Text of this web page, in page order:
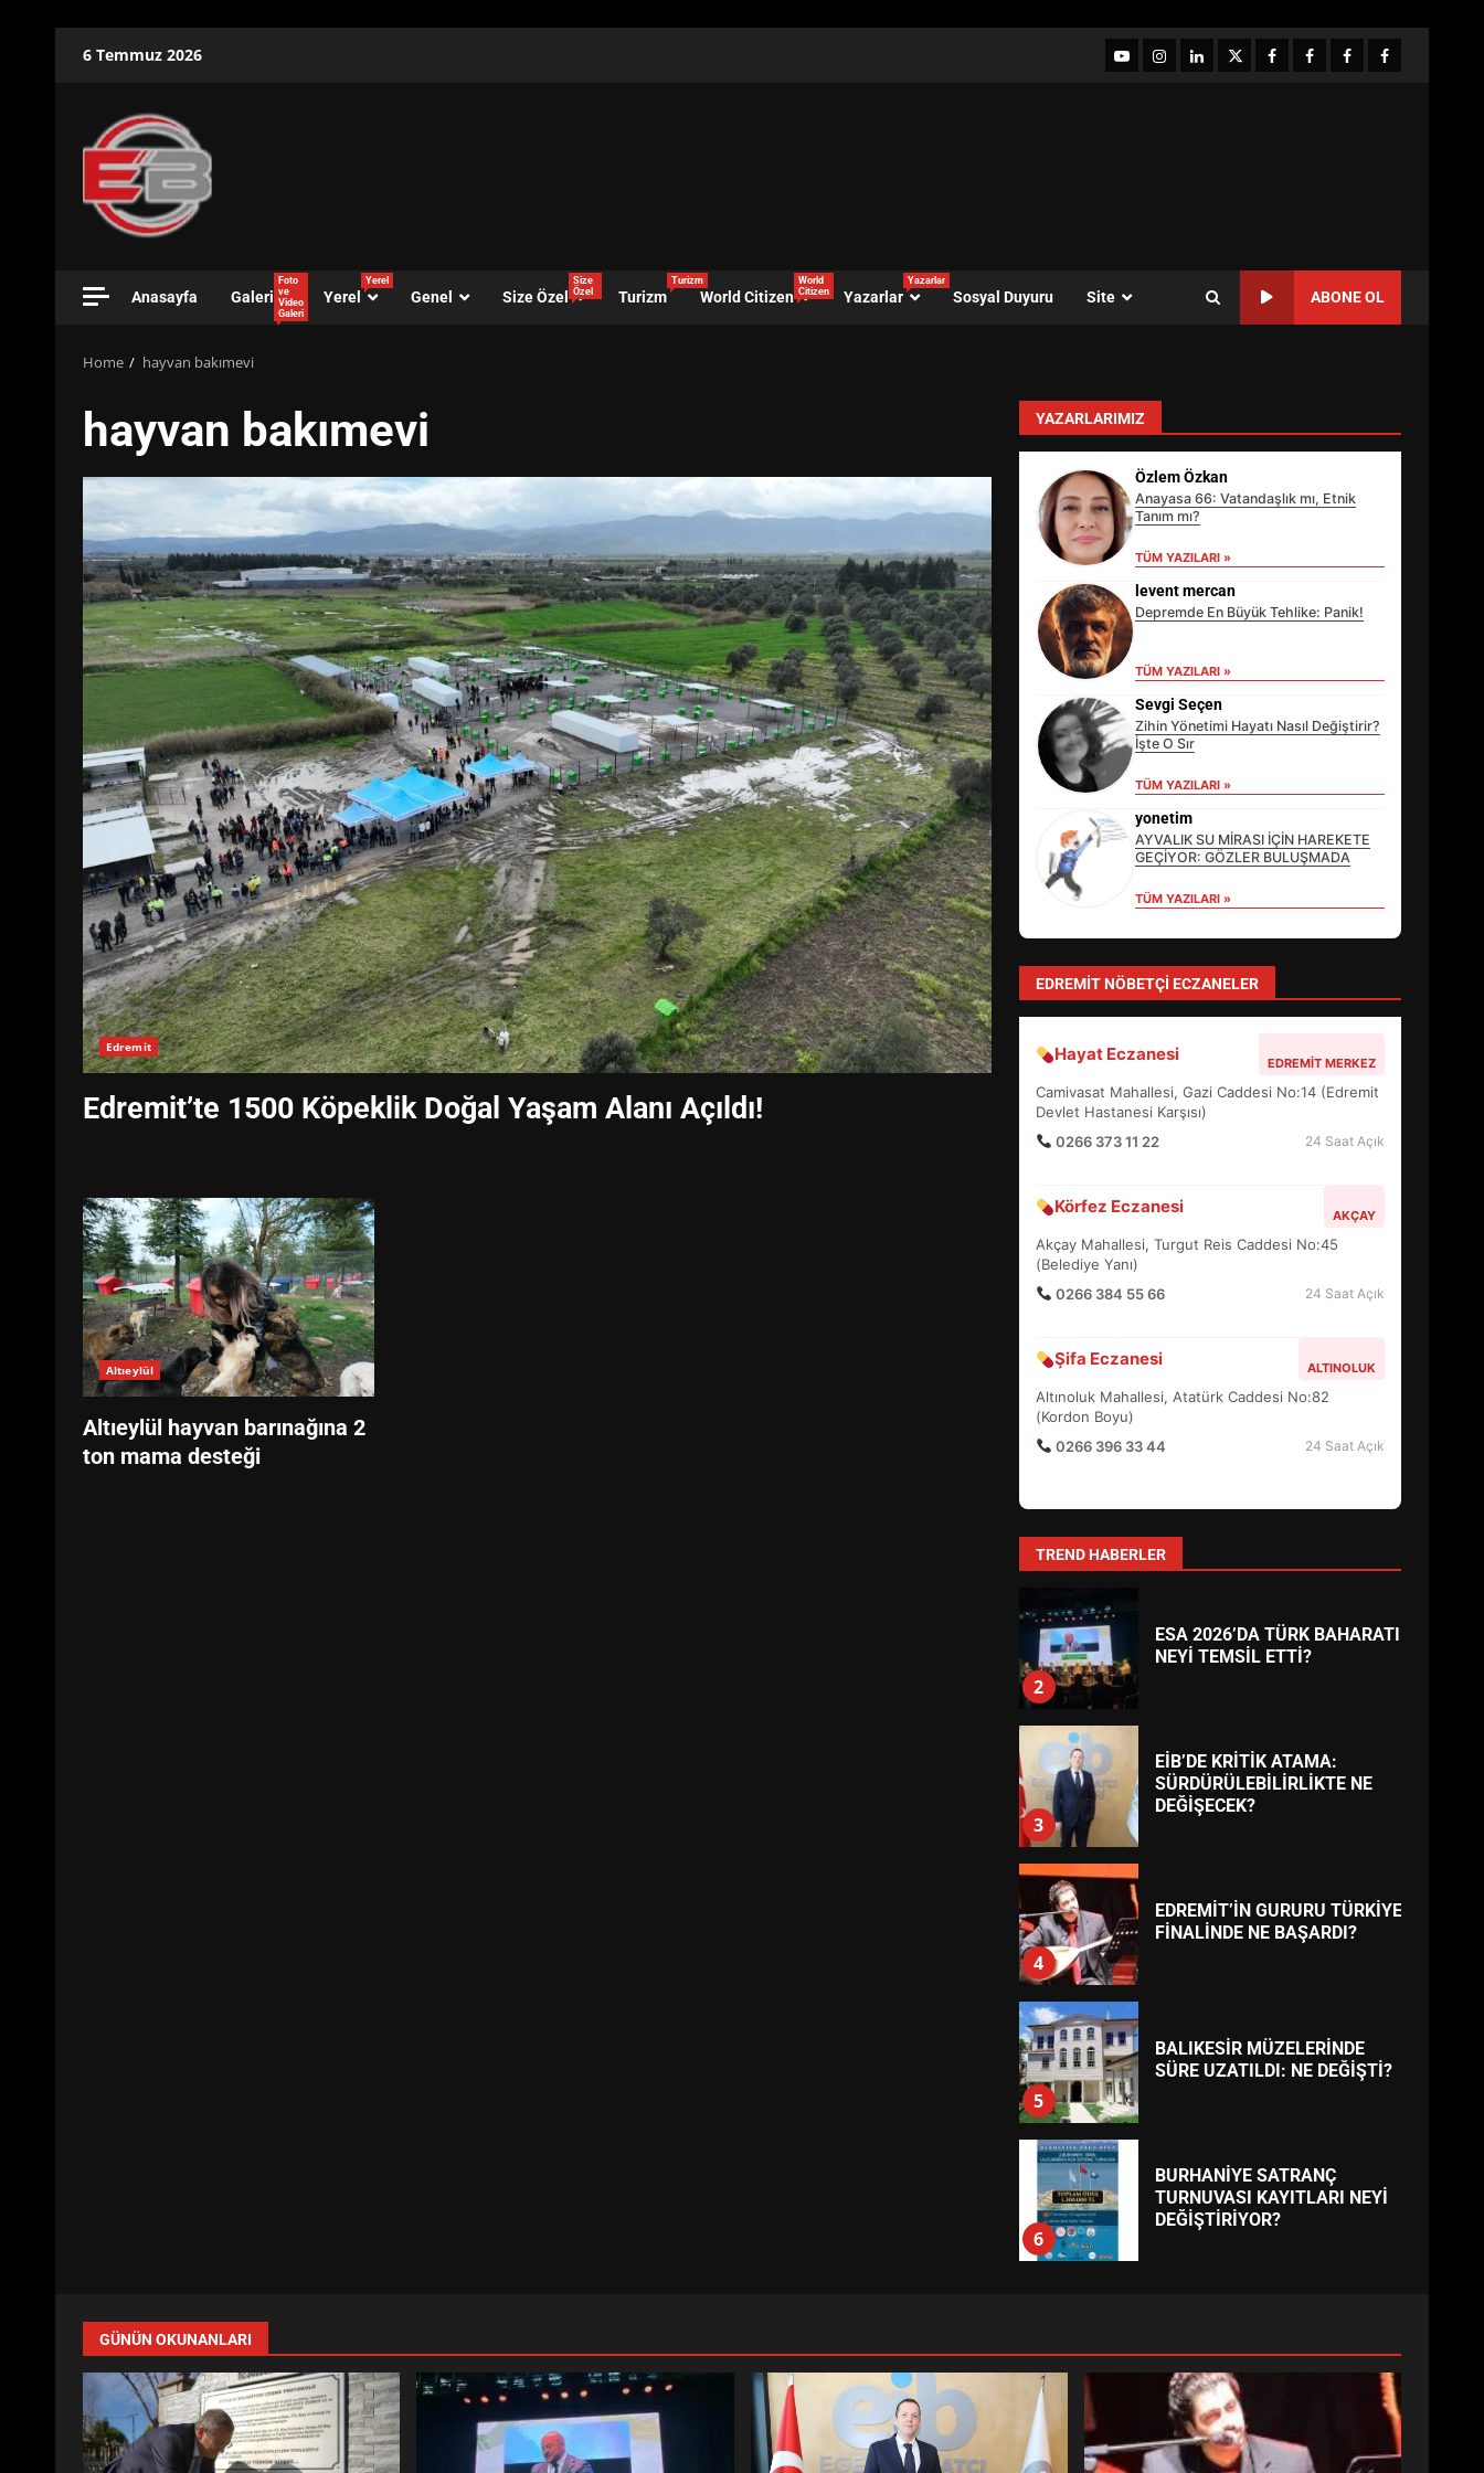
6 Temmuz 2026 YouTubeInstagram
LinkedIntwitterfacebook-Facebook-
Facebook-Facebook-
Anasayfa Galeri
Foto
ve
Video
Galeri
Yerel
Yerel
Genel Size Özel
Size
Özel
Turizm
Turizm
World Citizen
World
Citizen
Yazarlar
Yazarlar
Sosyal Duyuru Site ABONE OL
Home hayvan bakımevi
hayvan bakımevi
Edremit
Edremit’te 1500 Köpeklik Doğal Yaşam Alanı Açıldı!
Altıeylül
Altıeylül hayvan barınağına 2
ton mama desteği
YAZARLARIMIZ
Özlem Özkan
Anayasa 66: Vatandaşlık mı, Etnik
Tanım mı?
TÜM YAZILARI »
levent mercan
Depremde En Büyük Tehlike: Panik!
TÜM YAZILARI »
Sevgi Seçen
Zihin Yönetimi Hayatı Nasıl Değiştirir?
İşte O Sır
TÜM YAZILARI »
yonetim
AYVALIK SU MİRASI İÇİN HAREKETE
GEÇİYOR: GÖZLER BULUŞMADA
TÜM YAZILARI »
EDREMIT NÖBETÇI ECZANELER
Hayat Eczanesi EDREMIT MERKEZ
Camivasat Mahallesi, Gazi Caddesi No:14 (Edremit
Devlet Hastanesi Karşısı)
0266 373 11 22
24 Saat Açık
Körfez Eczanesi AKÇAY
Akçay Mahallesi, Turgut Reis Caddesi No:45
(Belediye Yanı)
0266 384 55 66
24 Saat Açık
Şifa Eczanesi ALTINOLUK
Altınoluk Mahallesi, Atatürk Caddesi No:82
(Kordon Boyu)
0266 396 33 44
24 Saat Açık
TREND HABERLER
EİB’DE KRİTİK ATAMA:
SÜRDÜRÜLEBİLİRLİKTE NE
DEĞİŞECEK?
4
EDREMİT’İN GURURU TÜRKİYE
FİNALİNDE NE BAŞARDI?
5
BALIKESİR MÜZELERİNDE
SÜRE UZATILDI: NE DEĞİŞTİ?
6
BURHANİYE SATRANÇ
DEĞİŞTİRİYOR?
7
BURHANİYE
BELEDİYESPOR’DA YENİ
YÖNETİM NASIL ŞEKİLLENDİ?
1
HAREKETE GEÇİYOR: GÖZLER
2
ESA 2026’DA TÜRK BAHARATI
NEYİ TEMSİL ETTİ?
3
EİB’DE KRİTİK ATAMA:
SÜRDÜRÜLEBİLİRLİKTE NE
DEĞİŞECEK?
4
EDREMİT’İN GURURU TÜRKİYE
FİNALİNDE NE BAŞARDI?
5
BALIKESİR MÜZELERİNDE
SÜRE UZATILDI: NE DEĞİŞTİ?
6
BURHANİYE SATRANÇ
TURNUVASI KAYITLARI NEYİ
DEĞİŞTİRİYOR?
7
YÖNETİM NASIL ŞEKİLLENDİ?
AYVALIK SU MİRASI İÇİN
GÜNÜN OKUNANLARI